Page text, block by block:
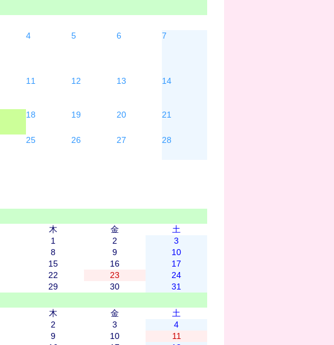
4 5 6 7
11 12 13 14
18 19 20 21
25 26 27 28
木 金
土
1
2
3
8 9
10
15 16
17
22 23
24
29 30
31
木 金
土
2 3
4
9 10
11